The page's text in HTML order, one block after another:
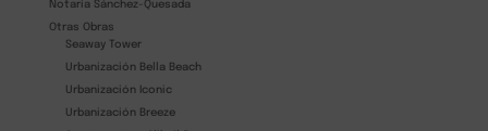
Notaría Sánchez-Quesada
Otras Obras
Seaway Tower
Urbanización Bella Beach
Urbanización Iconic
Urbanización Breeze